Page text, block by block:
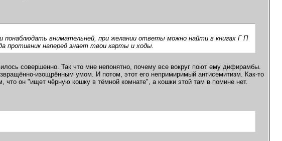
внимательней, при желании ответы можно найти в книгах Г П
противник наперед знает твои карты и ходы.
совершенно. Так что мне непонятно, почему все вокруг поют ему дифирамбы.
изощрённым умом. И потом, этот его непримиримый антисемитизм. Как-то
он "ищет чёрную кошку в тёмной комнате", а кошки этой там в помине нет.